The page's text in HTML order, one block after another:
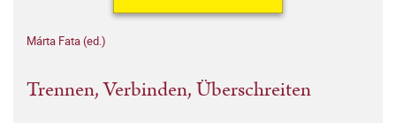
Márta Fata (ed.)
Trennen, Verbinden, Überschreiten